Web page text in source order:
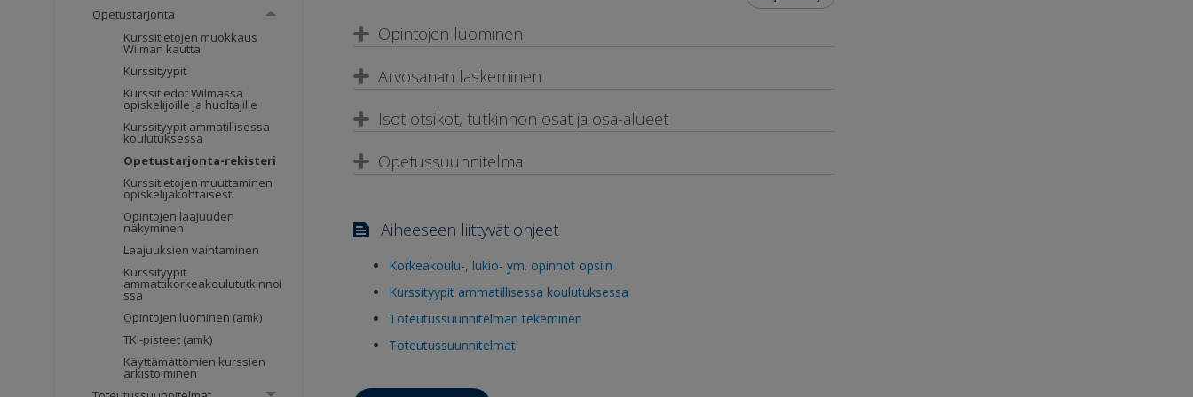
Opetustarjonta
Kurssitietojen muokkaus
Wilman kautta
Kurssityypit
Kurssitiedot Wilmassa
opiskelijoille ja huoltajille
Kurssityypit ammatillisessa
koulutuksessa
Opetustarjonta-rekisteri
Kurssitietojen muuttaminen
opiskelijakohtaisesti
Opintojen laajuuden
näkyminen
Laajuuksien vaihtaminen
Kurssityypit
ammattikorkeakoulututkinnoi
ssa
Opintojen luominen (amk)
TKI-pisteet (amk)
Käyttämättömien kurssien
arkistoiminen
Opintojen luominen
Arvosanan laskeminen
Isot otsikot, tutkinnon osat ja osa-alueet
Opetussuunnitelma
Aiheeseen liittyvät ohjeet
Korkeakoulu-, lukio- ym. opinnot opsiin
Kurssityypit ammatillisessa koulutuksessa
Toteutussuunnitelman tekeminen
Toteutussuunnitelmat